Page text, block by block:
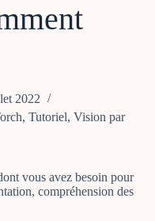
2022
, Tutoriel, Vision par
vous avez besoin pour
compréhension des